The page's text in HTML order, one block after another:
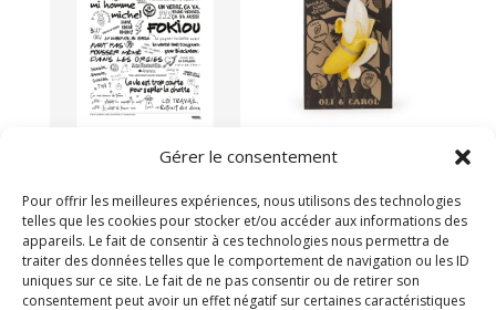
Gérer le consentement
Pour offrir les meilleures expériences, nous utilisons des technologies
telles que les cookies pour stocker et/ou accéder aux informations des
appareils. Le fait de consentir à ces technologies nous permettra de
traiter des données telles que le comportement de navigation ou les ID
uniques sur ce site. Le fait de ne pas consentir ou de retirer son
consentement peut avoir un effet négatif sur certaines caractéristiques
Affiche graffitis de
toilette
39,00€
Victime de son succès
Ana la banane
Plus que 2 en stock